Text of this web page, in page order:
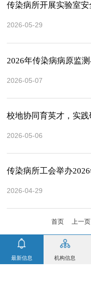
传染病所开展实验室
2026-05-29
2026年传染病病原监
2026-05-07
校地协同育英才，实
2026-05-06
传染病所工会举办
2026-04-29
首页 上一页
最新信息 机构信息